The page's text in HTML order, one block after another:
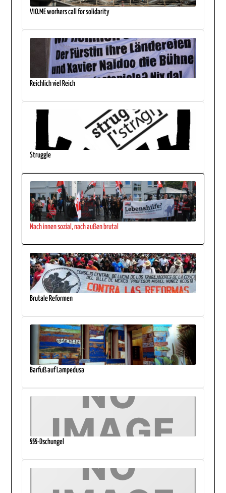
VIO.ME workers call for solidarity
Reichlich viel Reich
Struggle
Nach innen sozial, nach außen brutal
Brutale Reformen
Barfuß auf Lampedusa
§§§-Dschungel